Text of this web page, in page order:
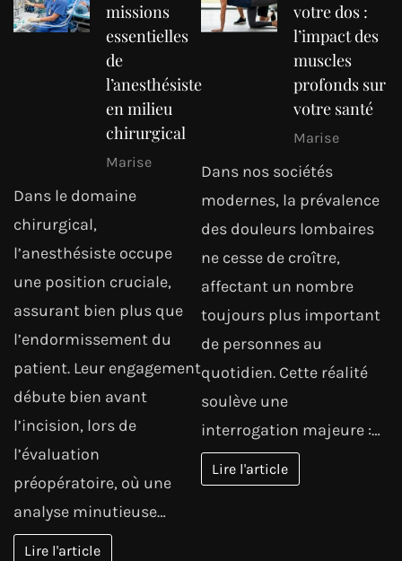
missions
essentielles
de
l’anesthésiste
en milieu
chirurgical
Marise
Dans le domaine
chirurgical,
l’anesthésiste occupe
une position cruciale,
assurant bien plus que
l’endormissement du
patient. Leur engagement
débute bien avant
l’incision, lors de
l’évaluation
préopératoire, où une
analyse minutieuse…
Lire l'article
votre dos :
l’impact des
muscles
profonds sur
votre santé
Marise
Dans nos sociétés
modernes, la prévalence
des douleurs lombaires
ne cesse de croître,
affectant un nombre
toujours plus important
de personnes au
quotidien. Cette réalité
soulève une
interrogation majeure :…
Lire l'article